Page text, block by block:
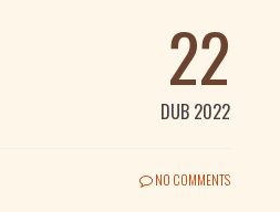
22
DUB 2022
NO COMMENTS